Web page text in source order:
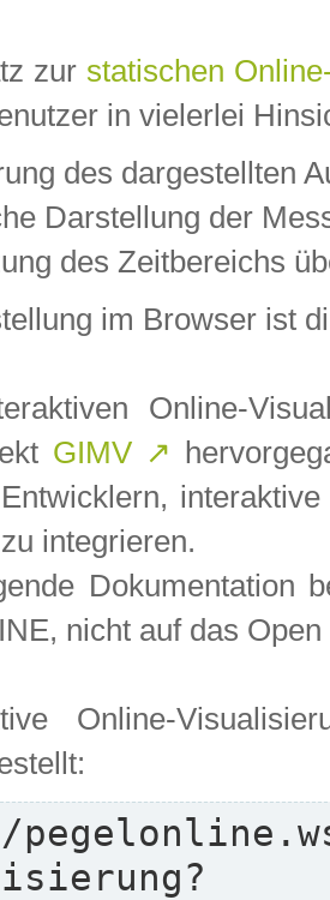
zur statischen
in vielerlei
des dargestellten
Darstellung der
des Zeitbereichs
im Browser ist
Online-
GIMV ↗
integrieren.
Dokumentation
nicht auf das
Online-